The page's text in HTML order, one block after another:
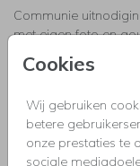
Cookies
Wij gebruiken
betere
onze prestaties te
sociale
Communie
met eigen foto en
Uitnodigingen
communie,
kerstdiner,